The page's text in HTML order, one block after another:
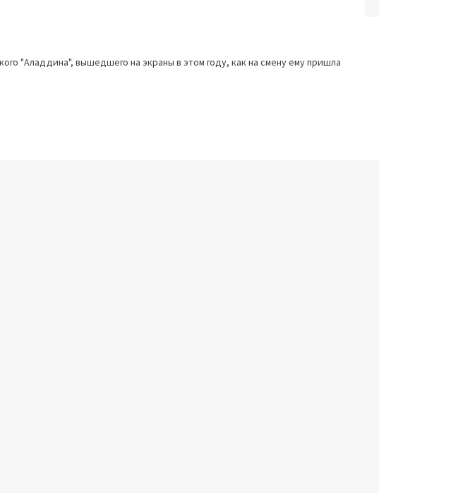
"Аладдина", вышедшего на экраны в этом году, как на смену ему пришла